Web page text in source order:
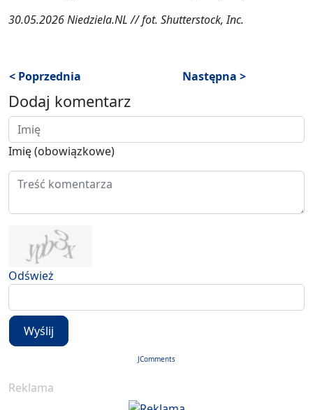
30.05.2026 Niedziela.NL // fot. Shutterstock, Inc.
< Poprzednia Następna >
Dodaj komentarz
Imię (obowiązkowe)
Odśwież
Wyślij
JComments
Reklama